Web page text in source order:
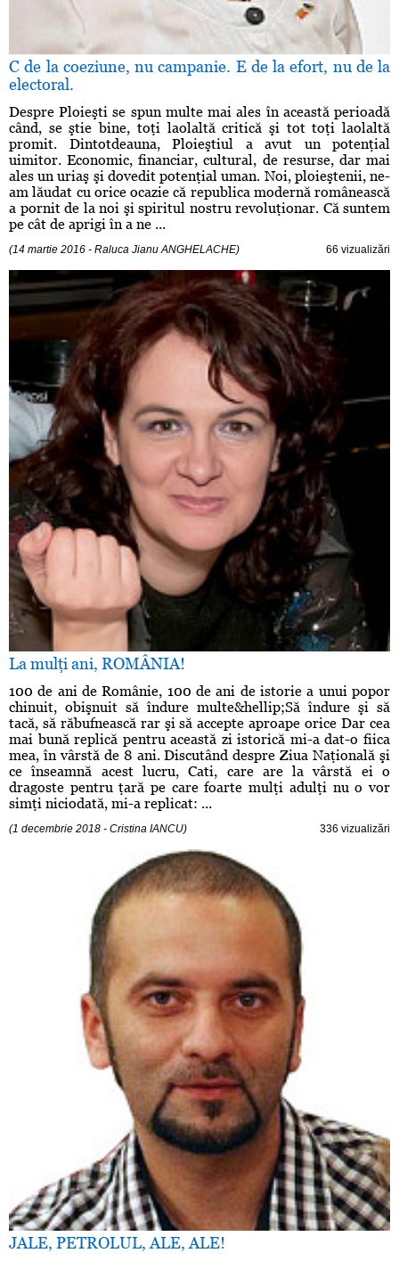
C de la coeziune, nu campanie. E de la efort, nu de la
electoral.
Despre Ploieşti se spun multe mai ales în această perioadă
când, se ştie bine, toţi laolaltă critică şi tot toţi laolaltă
promit. Dintotdeauna, Ploieştiul a avut un potenţial
uimitor. Economic, financiar, cultural, de resurse, dar mai
ales un uriaş şi dovedit potenţial uman. Noi, ploieştenii, ne-
am lăudat cu orice ocazie că republica modernă românească
a pornit de la noi şi spiritul nostru revoluţionar. Că suntem
pe cât de aprigi în a ne ...
(14 martie 2016 - Raluca Jianu ANGHELACHE) 66 vizualizări
La mulţi ani, ROMÂNIA!
100 de ani de Românie, 100 de ani de istorie a unui popor
chinuit, obişnuit să îndure multe&hellip;Să îndure şi să
tacă, să răbufnească rar şi să accepte aproape orice Dar cea
mai bună replică pentru această zi istorică mi-a dat-o fiica
mea, în vârstă de 8 ani. Discutând despre Ziua Naţională şi
ce înseamnă acest lucru, Cati, care are la vârstă ei o
dragoste pentru ţară pe care foarte mulţi adulţi nu o vor
simţi niciodată, mi-a replicat: ...
(1 decembrie 2018 - Cristina IANCU) 336 vizualizări
JALE, PETROLUL, ALE, ALE!